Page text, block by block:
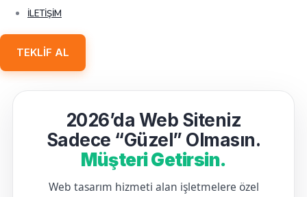
İLETIŞIM
TEKLIF AL
2026’da Web Siteniz
Sadece “Güzel” Olmasın.
Müşteri Getirsin.
Web tasarım hizmeti alan işletmelere özel